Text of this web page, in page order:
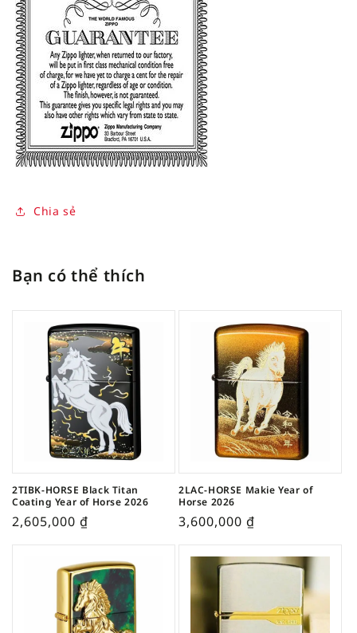
Chia sẻ
Bạn có thể thích
2TIBK-HORSE Black Titan
Coating Year of Horse 2026
2,605,000 ₫
2LAC-HORSE Makie Year of
Horse 2026
3,600,000 ₫